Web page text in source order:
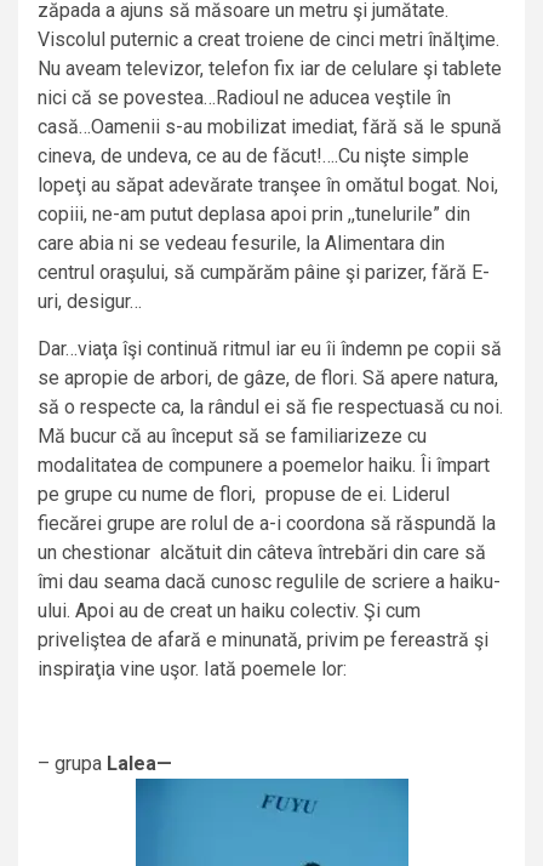
zăpada a ajuns să măsoare un metru şi jumătate.
Viscolul puternic a creat troiene de cinci metri înălţime.
Nu aveam televizor, telefon fix iar de celulare şi tablete
nici că se povestea…Radioul ne aducea veştile în
casă…Oamenii s-au mobilizat imediat, fără să le spună
cineva, de undeva, ce au de făcut!….Cu nişte simple
lopeţi au săpat adevărate tranşee în omătul bogat. Noi,
copiii, ne-am putut deplasa apoi prin ,,tunelurile” din
care abia ni se vedeau fesurile, la Alimentara din
centrul oraşului, să cumpărăm pâine şi parizer, fără E-
uri, desigur…
Dar…viaţa îşi continuă ritmul iar eu îi îndemn pe copii să
se apropie de arbori, de gâze, de flori. Să apere natura,
să o respecte ca, la rândul ei să fie respectuasă cu noi.
Mă bucur că au început să se familiarizeze cu
modalitatea de compunere a poemelor haiku. Îi împart
pe grupe cu nume de flori, propuse de ei. Liderul
fiecărei grupe are rolul de a-i coordona să răspundă la
un chestionar alcătuit din câteva întrebări din care să
îmi dau seama dacă cunosc regulile de scriere a haiku-
ului. Apoi au de creat un haiku colectiv. Şi cum
priveliştea de afară e minunată, privim pe fereastră şi
inspiraţia vine uşor. Iată poemele lor:
– grupa Lalea—